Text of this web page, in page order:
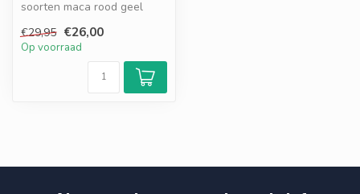
soorten maca rood geel
ondersteuning ...
€29,95 €26,00
Op voorraad